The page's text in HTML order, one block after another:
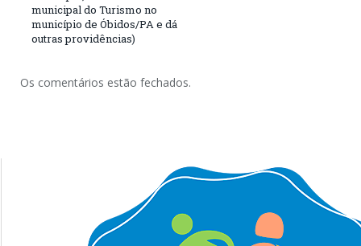
municipal do Turismo no
município de Óbidos/PA e dá
outras providências)
Os comentários estão fechados.